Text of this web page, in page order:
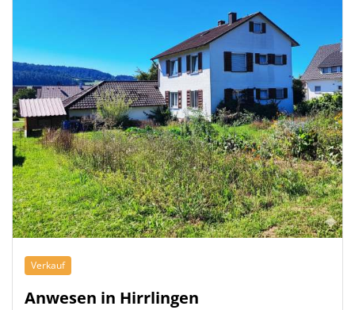
Verkauf
Anwesen in Hirrlingen